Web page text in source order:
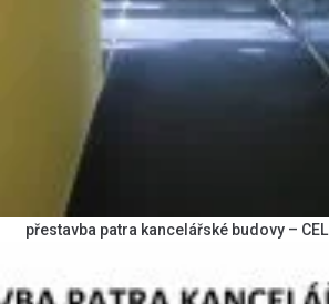
přestavba patra kancelářské budovy –